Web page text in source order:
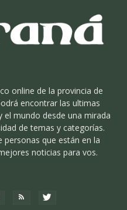
online de la provincia de
encontrar las ultimas
el mundo desde una mirada
de temas y categorías.
que están en la
noticias para vos.